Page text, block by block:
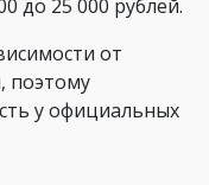
до 25 000 рублей.
от
поэтому
у официальных